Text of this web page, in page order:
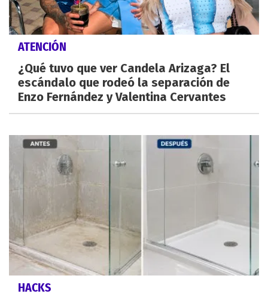
ATENCIÓN
¿Qué tuvo que ver Candela Arizaga? El
escándalo que rodeó la separación de
Enzo Fernández y Valentina Cervantes
HACKS